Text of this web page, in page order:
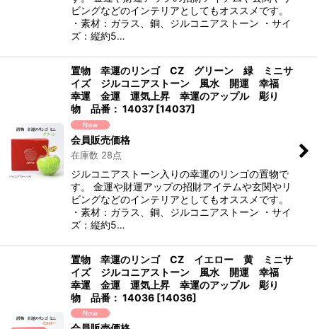
ビングなどのインテリアとしてもオススメです。
・素材：ガラス、銅、ジルコニアストーン ・サイ
ズ：縦約5…
置物 幸運のリンゴ CZ グリーン 緑 ミニサ
イズ ジルコニアストーン 風水 開運 幸福
幸運 金運 運気上昇 幸運のアップル 彫り
物 品番： 14037 [14037]
会員販売価格
在庫数 28点
ジルコニアストーン入りの幸運のリンゴの置物で
す。 金運や財運アップの招財アイテムや玄関やリ
ビングなどのインテリアとしてもオススメです。
・素材：ガラス、銅、ジルコニアストーン ・サイ
ズ：縦約5…
置物 幸運のリンゴ CZ イエロー 黄 ミニサ
イズ ジルコニアストーン 風水 開運 幸福
幸運 金運 運気上昇 幸運のアップル 彫り
物 品番： 14036 [14036]